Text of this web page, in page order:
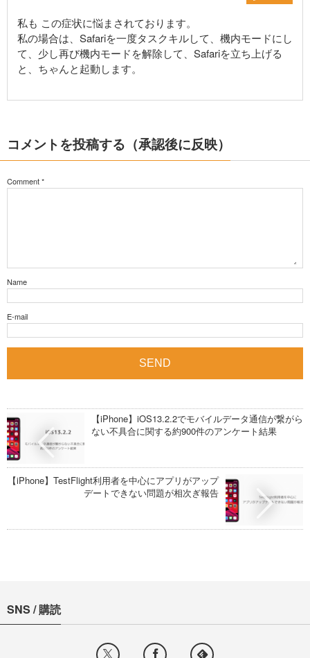
私も この症状に悩まされております。
私の場合は、Safariを一度タスクキルして、機内モードにし
て、少し再び機内モードを解除して、Safariを立ち上げる
と、ちゃんと起動します。
コメントを投稿する（承認後に反映）
Comment*
Name
E-mail
【iPhone】iOS13.2.2でモバイルデータ通信が繋がら
ない不具合に関する約900件のアンケート結果
【iPhone】TestFlight利用者を中心にアプリがアップ
デートできない問題が相次ぎ報告
SNS / 購読